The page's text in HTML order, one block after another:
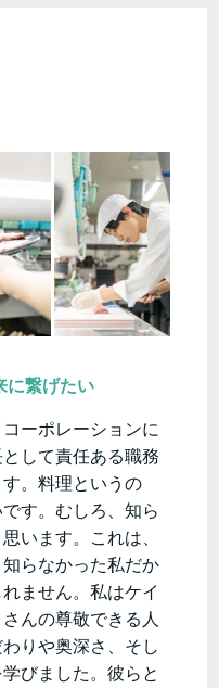
に繋げたい
ーポレーションに
して責任ある職務
。料理というの
す。むしろ、知ら
います。これは、
らなかった私だか
ません。私はケイ
んの尊敬できる人
りや奥深さ、そし
びました。彼らと